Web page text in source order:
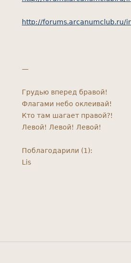
http://forums.arcanumclub.ru/
—
Грудью вперед бравой!
Флагами небо оклеивай!
Кто там шагает правой?!
Левой! Левой! Левой!
Поблагодарили (1):
Lis